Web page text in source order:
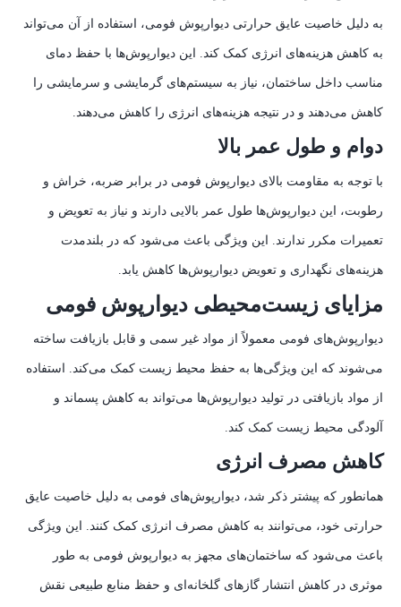
به دلیل خاصیت عایق حرارتی دیوارپوش فومی، استفاده از آن می‌تواند
به کاهش هزینه‌های انرژی کمک کند. این دیوارپوش‌ها با حفظ دمای
مناسب داخل ساختمان، نیاز به سیستم‌های گرمایشی و سرمایشی را
کاهش می‌دهند و در نتیجه هزینه‌های انرژی را کاهش می‌دهند.
دوام و طول عمر بالا
با توجه به مقاومت بالای دیوارپوش فومی در برابر ضربه، خراش و
رطوبت، این دیوارپوش‌ها طول عمر بالایی دارند و نیاز به تعویض و
تعمیرات مکرر ندارند. این ویژگی باعث می‌شود که در بلندمدت
هزینه‌های نگهداری و تعویض دیوارپوش‌ها کاهش یابد.
مزایای زیست‌محیطی دیوارپوش فومی
دیوارپوش‌های فومی معمولاً از مواد غیر سمی و قابل بازیافت ساخته
می‌شوند که این ویژگی‌ها به حفظ محیط زیست کمک می‌کند. استفاده
از مواد بازیافتی در تولید دیوارپوش‌ها می‌تواند به کاهش پسماند و
آلودگی محیط زیست کمک کند.
کاهش مصرف انرژی
همانطور که پیشتر ذکر شد، دیوارپوش‌های فومی به دلیل خاصیت عایق
حرارتی خود، می‌توانند به کاهش مصرف انرژی کمک کنند. این ویژگی
باعث می‌شود که ساختمان‌های مجهز به دیوارپوش فومی به طور
موثری در کاهش انتشار گازهای گلخانه‌ای و حفظ منابع طبیعی نقش